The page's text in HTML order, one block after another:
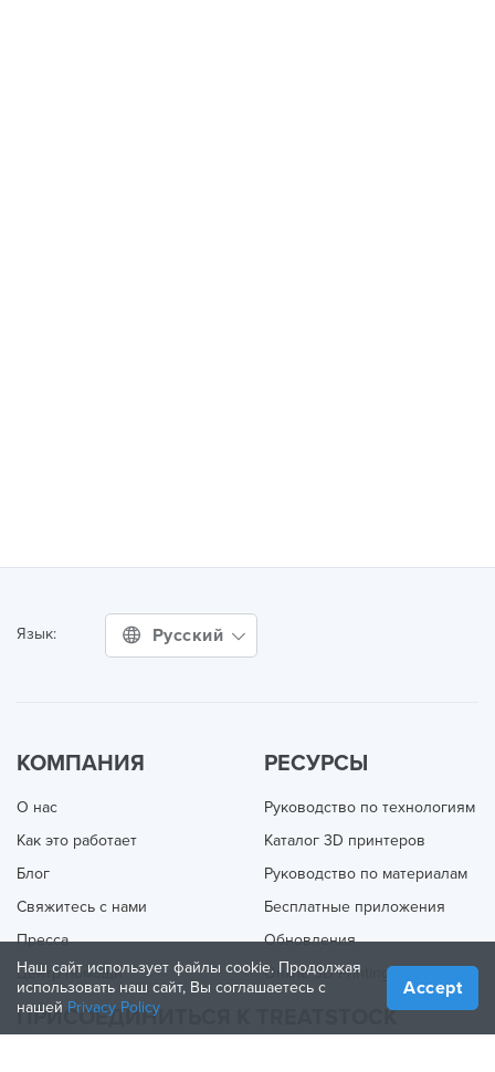
Язык: Русский
КОМПАНИЯ
О нас
Как это работает
Блог
Свяжитесь с нами
Пресса
Центр помощи
РЕСУРСЫ
Руководство по технологиям
Каталог 3D принтеров
Руководство по материалам
Бесплатные приложения
Обновления
Online 3D Printing
ПРИСОЕДИНИТЬСЯ К TREATSTOCK
Наш сайт использует файлы cookie. Продолжая
использовать наш сайт, Вы соглашаетесь с
нашей Privacy Policy
Accept